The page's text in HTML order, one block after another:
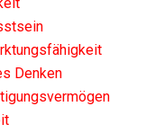
Denken